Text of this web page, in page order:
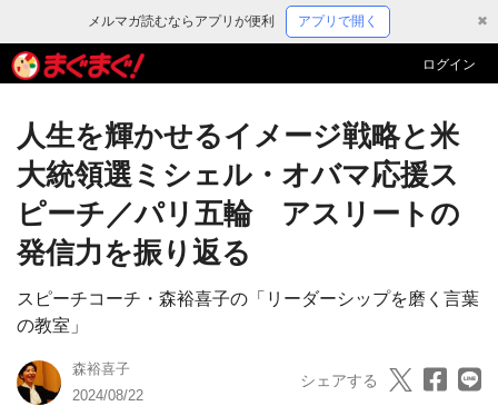
メルマガ読むならアプリが便利 アプリで開く ✖
ログイン
人生を輝かせるイメージ戦略と米
大統領選ミシェル・オバマ応援ス
ピーチ／パリ五輪 アスリートの
発信力を振り返る
スピーチコーチ・森裕喜子の「リーダーシップを磨く言葉
の教室」
森裕喜子
2024/08/22
シェアする